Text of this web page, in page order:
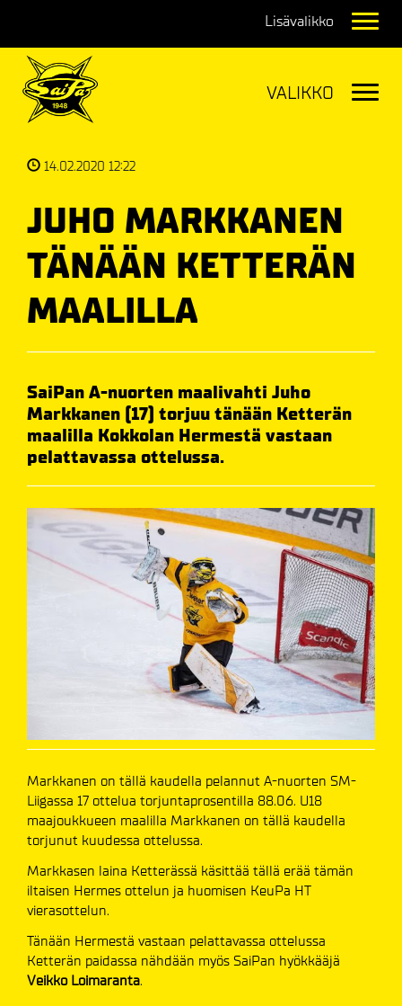
14.02.2020 12:22
JUHO MARKKANEN
TÄNÄÄN KETTERÄN
MAALILLA
SaiPan A-nuorten maalivahti Juho
Markkanen (17) torjuu tänään Ketterän
maalilla Kokkolan Hermestä vastaan
pelattavassa ottelussa.
Markkanen on tällä kaudella pelannut A-nuorten SM-
Liigassa 17 ottelua torjuntaprosentilla 88.06. U18
maajoukkueen maalilla Markkanen on tällä kaudella
torjunut kuudessa ottelussa.
Markkasen laina Ketterässä käsittää tällä erää tämän
iltaisen Hermes ottelun ja huomisen KeuPa HT
vierasottelun.
Tänään Hermestä vastaan pelattavassa ottelussa
Ketterän paidassa nähdään myös SaiPan hyökkääjä
Veikko Loimaranta.